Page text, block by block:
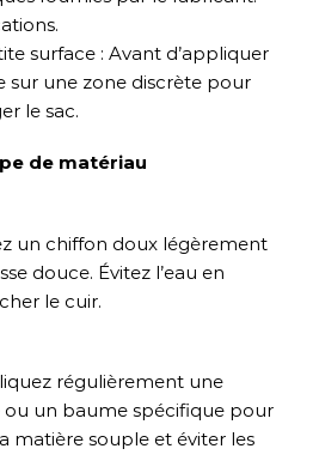
surface : Avant d’appliquer
sur une zone discrète pour
le sac.
de matériau
un chiffon doux légèrement
douce. Évitez l’eau en
le cuir.
régulièrement une
ou un baume spécifique pour
matière souple et éviter les